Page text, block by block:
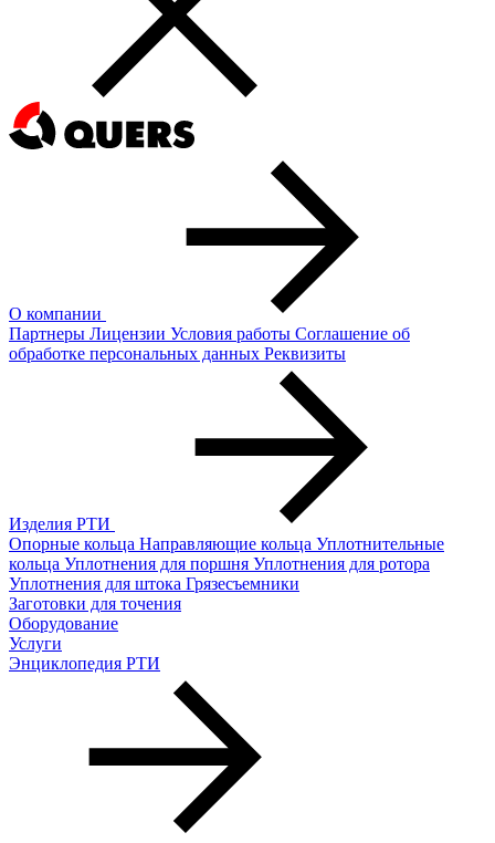
О компании
Партнеры Лицензии Условия работы Соглашение об
обработке персональных данных Реквизиты
Изделия РТИ
Опорные кольца Направляющие кольца Уплотнительные
кольца Уплотнения для поршня Уплотнения для ротора
Уплотнения для штока Грязесъемники
Заготовки для точения
Оборудование
Услуги
Энциклопедия РТИ